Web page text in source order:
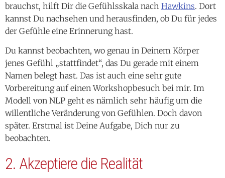
brauchst, hilft Dir die Gefühlsskala nach Hawkins. Dort
kannst Du nachsehen und herausfinden, ob Du für jedes
der Gefühle eine Erinnerung hast.
Du kannst beobachten, wo genau in Deinem Körper
jenes Gefühl „stattfindet“, das Du gerade mit einem
Namen belegt hast. Das ist auch eine sehr gute
Vorbereitung auf einen Workshopbesuch bei mir. Im
Modell von NLP geht es nämlich sehr häufig um die
willentliche Veränderung von Gefühlen. Doch davon
später. Erstmal ist Deine Aufgabe, Dich nur zu
beobachten.
2. Akzeptiere die Realität